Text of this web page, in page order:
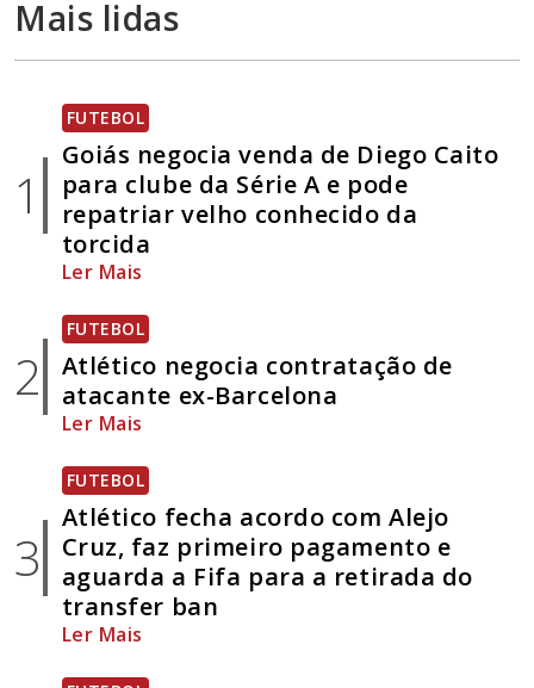
Mais lidas
1
FUTEBOL
Goiás negocia venda de Diego Caito
para clube da Série A e pode
repatriar velho conhecido da
torcida
Ler Mais
2
FUTEBOL
Atlético negocia contratação de
atacante ex-Barcelona
Ler Mais
3
FUTEBOL
Atlético fecha acordo com Alejo
Cruz, faz primeiro pagamento e
aguarda a Fifa para a retirada do
transfer ban
Ler Mais